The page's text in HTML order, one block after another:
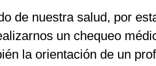
de nuestra salud, por
un chequeo
la orientación de un